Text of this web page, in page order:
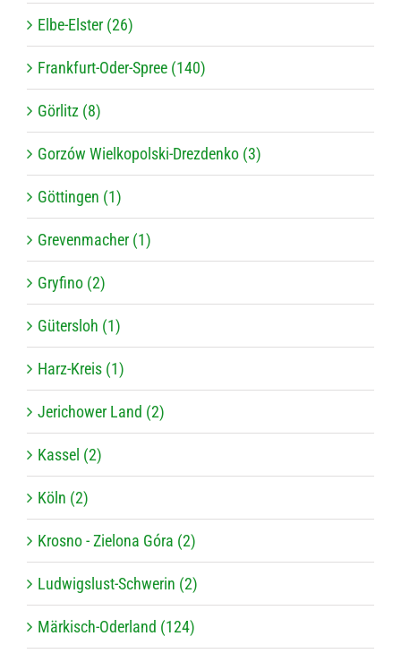
Elbe-Elster (26)
Frankfurt-Oder-Spree (140)
Görlitz (8)
Gorzów Wielkopolski-Drezdenko (3)
Göttingen (1)
Grevenmacher (1)
Gryfino (2)
Gütersloh (1)
Harz-Kreis (1)
Jerichower Land (2)
Kassel (2)
Köln (2)
Krosno - Zielona Góra (2)
Ludwigslust-Schwerin (2)
Märkisch-Oderland (124)